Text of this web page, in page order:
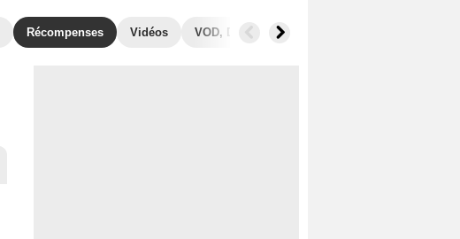
Récompenses Vidéos VOD, DVD